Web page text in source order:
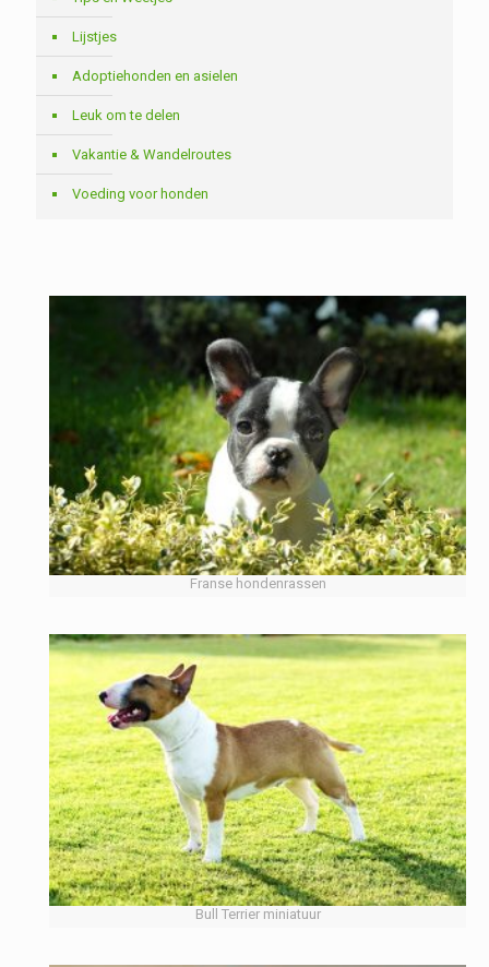
Lijstjes
Adoptiehonden en asielen
Leuk om te delen
Vakantie & Wandelroutes
Voeding voor honden
Franse hondenrassen
Bull Terrier miniatuur